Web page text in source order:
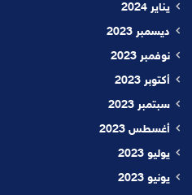
يناير 2024
ديسمبر 2023
نوفمبر 2023
أكتوبر 2023
سبتمبر 2023
أغسطس 2023
يوليو 2023
يونيو 2023